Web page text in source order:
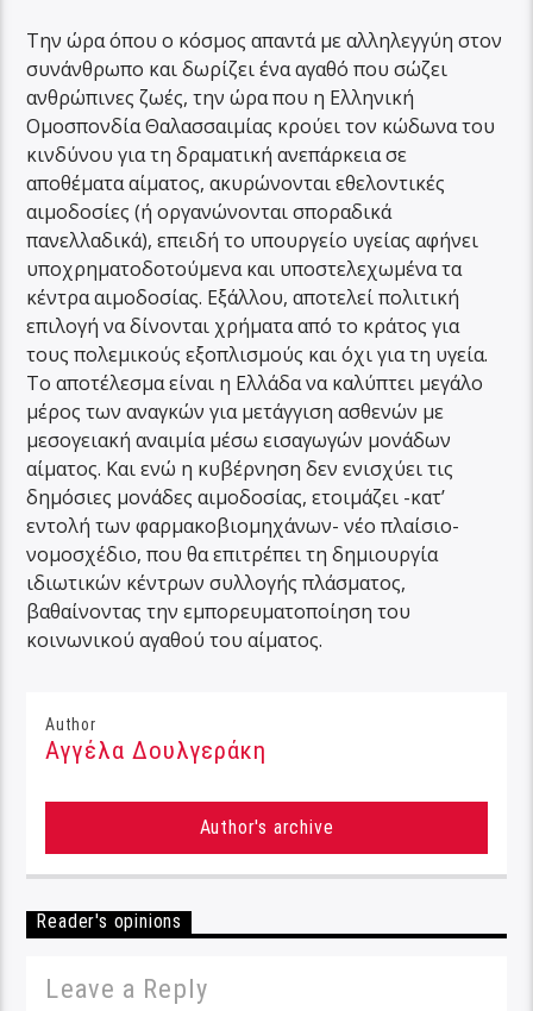
Την ώρα όπου ο κόσμος απαντά με αλληλεγγύη στον
συνάνθρωπο και δωρίζει ένα αγαθό που σώζει
ανθρώπινες ζωές, την ώρα που η Ελληνική
Ομοσπονδία Θαλασσαιμίας κρούει τον κώδωνα του
κινδύνου για τη δραματική ανεπάρκεια σε
αποθέματα αίματος, ακυρώνονται εθελοντικές
αιμοδοσίες (ή οργανώνονται σποραδικά
πανελλαδικά), επειδή το υπουργείο υγείας αφήνει
υποχρηματοδοτούμενα και υποστελεχωμένα τα
κέντρα αιμοδοσίας. Εξάλλου, αποτελεί πολιτική
επιλογή να δίνονται χρήματα από το κράτος για
τους πολεμικούς εξοπλισμούς και όχι για τη υγεία.
Το αποτέλεσμα είναι η Ελλάδα να καλύπτει μεγάλο
μέρος των αναγκών για μετάγγιση ασθενών με
μεσογειακή αναιμία μέσω εισαγωγών μονάδων
αίματος. Και ενώ η κυβέρνηση δεν ενισχύει τις
δημόσιες μονάδες αιμοδοσίας, ετοιμάζει -κατ’
εντολή των φαρμακοβιομηχάνων- νέο πλαίσιο-
νομοσχέδιο, που θα επιτρέπει τη δημιουργία
ιδιωτικών κέντρων συλλογής πλάσματος,
βαθαίνοντας την εμπορευματοποίηση του
κοινωνικού αγαθού του αίματος.
Author
Αγγέλα Δουλγεράκη
Author's archive
Reader's opinions
Leave a Reply